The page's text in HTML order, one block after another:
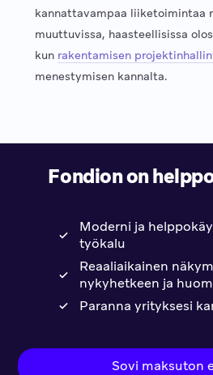
kannattavampaa liiketoimintaa
muuttuvissa, haasteellisissa
kun rakentamisen
menestymisen kannalta.
Fondion on
Moderni ja
työkalu
Reaaliaikainen
nykyhetkeen ja
Paranna yrityksesi
Sovi maksuton